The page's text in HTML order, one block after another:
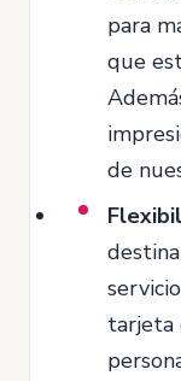
para
que
de
tarjeta